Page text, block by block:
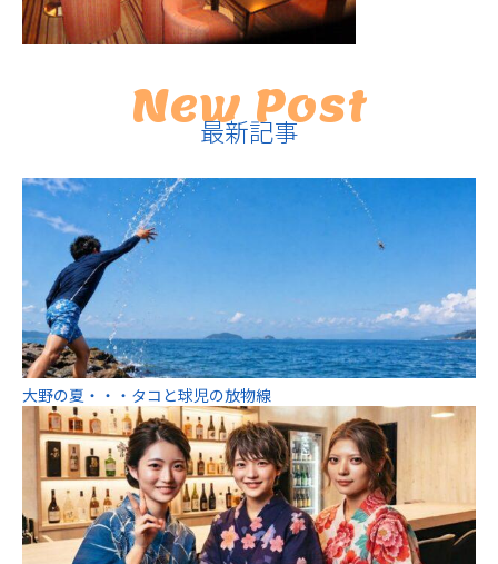
New Post
最新記事
大野の夏・・・タコと球児の放物線